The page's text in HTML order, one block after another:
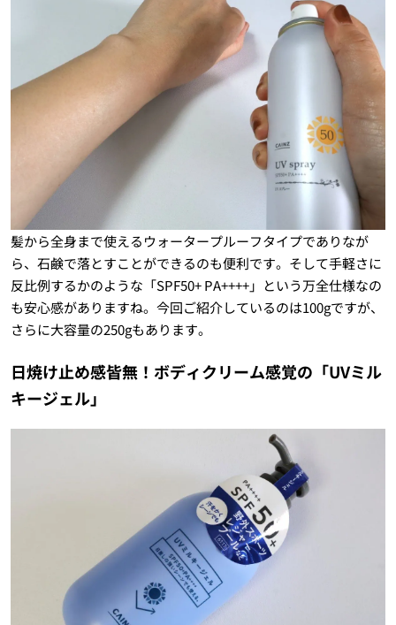
髪から全身まで使えるウォータープルーフタイプでありなが
ら、石鹸で落とすことができるのも便利です。そして手軽さに
反比例するかのような「SPF50+ PA++++」という万全仕様なの
も安心感がありますね。今回ご紹介しているのは100gですが、
さらに大容量の250gもあります。
日焼け止め感皆無！ボディクリーム感覚の「UVミル
キージェル」